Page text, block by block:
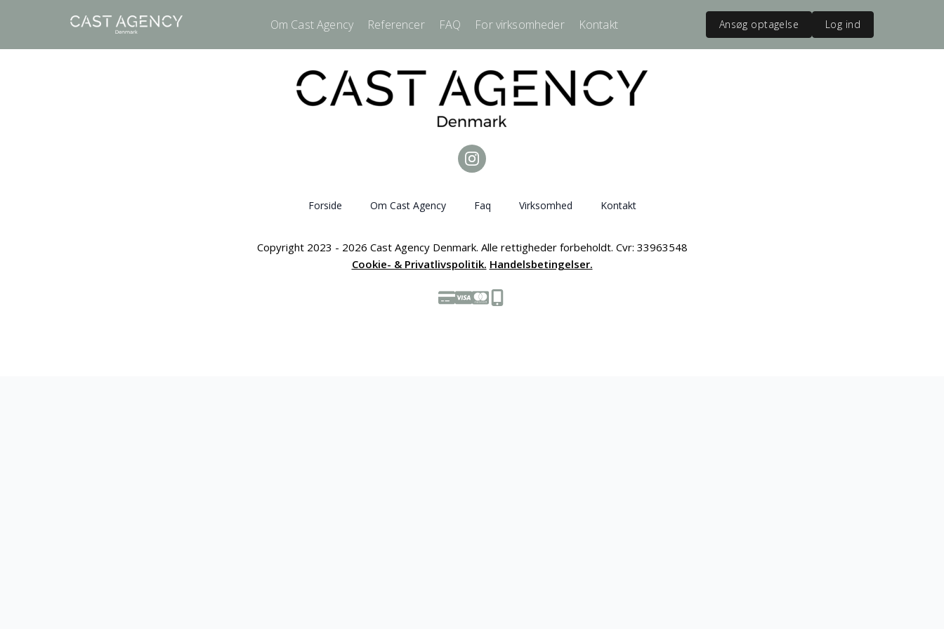
Om Cast Agency Referencer FAQ For virksomheder Kontakt Ansøg optagelse Log ind
Forside Om Cast Agency Faq Virksomhed Kontakt
Copyright 2023 - 2026 Cast Agency Denmark. Alle rettigheder forbeholdt. Cvr: 33963548
Cookie- & Privatlivspolitik. Handelsbetingelser.